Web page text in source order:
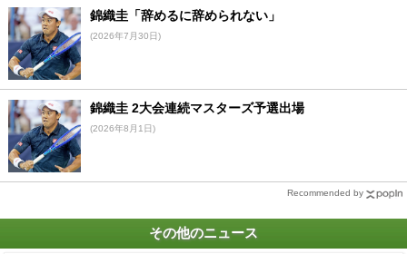
錦織圭「辞めるに辞められない」
(2026年7月30日)
錦織圭 2大会連続マスターズ予選出場
(2026年8月1日)
Recommended by
その他のニュース